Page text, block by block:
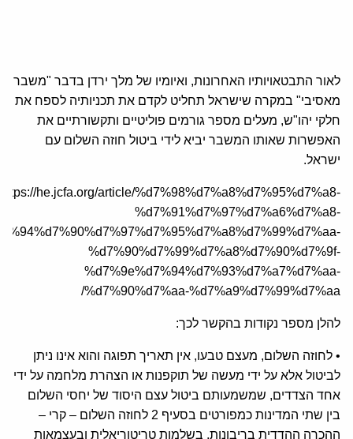
לאור התבטאויותיו האחרונות, ואיומיו של מלך ירדן בדבר "משבר
מאסיבי" במקרה שישראל תחליט לקדם את תכניותיה לספח את
חלקי יהו"ש, מעלים מספר גורמים פוליטיים ותקשורתיים את
האפשרות שאותו המשבר יביא לידי ביטול חוזה השלום עם
ישראל.
https://he.jcfa.org/article/%d7%98%d7%a8%d7%95%d7%a8-
%d7%91%d7%97%d7%a6%d7%a8-
%d7%90%d7%99%d7%a8%d7%90%d7%9f-
%d7%9e%d7%94%d7%93%d7%a7%d7%aa-
%d7%90%d7%aa-%d7%a9%d7%99%d7%aa/
להלן מספר נקודות בהקשר לכך:
• לחוזה השלום, מעצם טבעו, אין תאריך תפוגה והוא אינו ניתן
לביטול אלא על ידי מעשה של תוקפנות או הצהרת מלחמה על ידי
אחד הצדדים, שמשמעותם ביטול עצם היסוד של יחסי השלום
בין שתי המדינות כמפורטים בסעיף 2 לחוזה השלום – קרי –
ההכרה ההדדית בריבונות, בשלמות טריטוריאלית ובעצמאות